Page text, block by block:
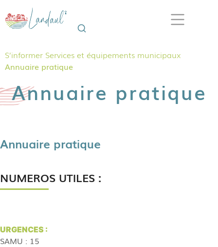
S’informer Services et équipements municipaux
Annuaire pratique
Annuaire pratique
Annuaire pratique
NUMEROS UTILES :
URGENCES :
SAMU : 15